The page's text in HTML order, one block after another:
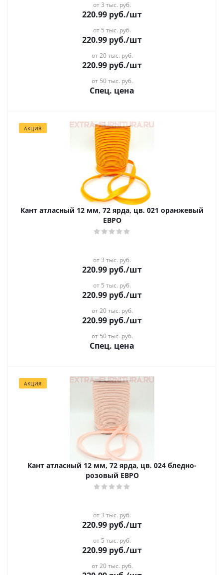
от 3 тыс. руб.
220.99 руб./шт
от 5 тыс. руб.
220.99 руб./шт
от 20 тыс. руб.
220.99 руб./шт
от 50 тыс. руб.
Спец. цена
АКЦИЯ
Кант атласный 12 мм, 72 ярда, цв. 021 оранжевый
ЕВРО
от 3 тыс. руб.
220.99 руб./шт
от 5 тыс. руб.
220.99 руб./шт
от 20 тыс. руб.
220.99 руб./шт
от 50 тыс. руб.
Спец. цена
АКЦИЯ
Кант атласный 12 мм, 72 ярда, цв. 024 бледно-
розовый ЕВРО
от 3 тыс. руб.
220.99 руб./шт
от 5 тыс. руб.
220.99 руб./шт
от 20 тыс. руб.